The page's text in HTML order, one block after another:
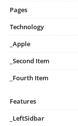
Pages
Technology
_Apple
_Second Item
_Fourth Item
Features
_LeftSidbar